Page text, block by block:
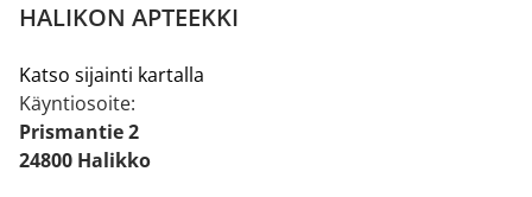
HALIKON APTEEKKI
Katso sijainti kartalla
Käyntiosoite:
Prismantie 2
24800 Halikko